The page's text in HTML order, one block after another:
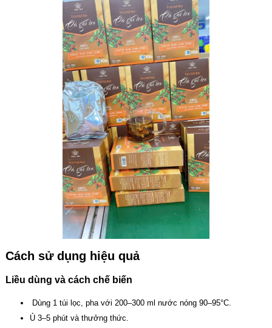
Cách sử dụng hiệu quả
Liều dùng và cách chế biến
Dùng 1 túi lọc, pha với 200–300 ml nước nóng 90–95°C.
Ủ 3–5 phút và thưởng thức.